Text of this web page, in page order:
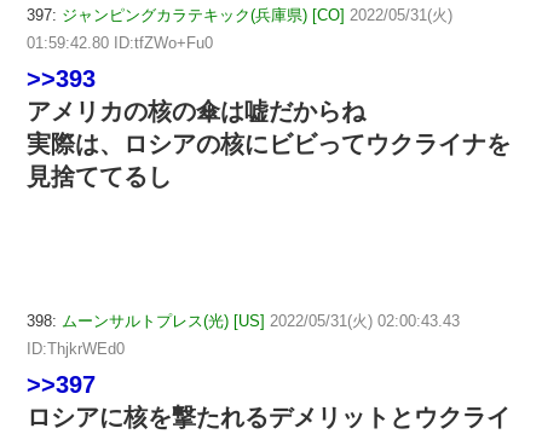
397: ジャンピングカラテキック(兵庫県) [CO] 2022/05/31(火)
01:59:42.80 ID:tfZWo+Fu0
>>393
アメリカの核の傘は嘘だからね
実際は、ロシアの核にビビってウクライナを
見捨ててるし
398: ムーンサルトプレス(光) [US] 2022/05/31(火) 02:00:43.43
ID:ThjkrWEd0
>>397
ロシアに核を撃たれるデメリットとウクライ